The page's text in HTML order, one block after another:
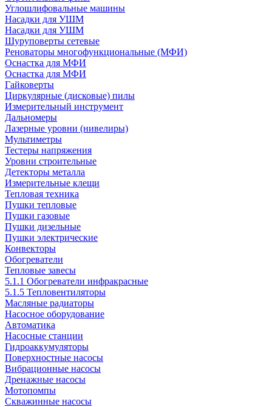
Углошлифовальные машины
Насадки для УШМ
Насадки для УШМ
Шуруповерты сетевые
Реноваторы многофункциональные (МФИ)
Оснастка для МФИ
Оснастка для МФИ
Гайковерты
Циркулярные (дисковые) пилы
Измерительный инструмент
Дальномеры
Лазерные уровни (нивелиры)
Мультиметры
Тестеры напряжения
Уровни строительные
Детекторы металла
Измерительные клещи
Тепловая техника
Пушки тепловые
Пушки газовые
Пушки дизельные
Пушки электрические
Конвекторы
Обогреватели
Тепловые завесы
5.1.1 Обогреватели инфракрасные
5.1.5 Тепловентиляторы
Масляные радиаторы
Насосное оборудование
Автоматика
Насосные станции
Гидроаккумуляторы
Поверхностные насосы
Вибрационные насосы
Дренажные насосы
Мотопомпы
Скважинные насосы